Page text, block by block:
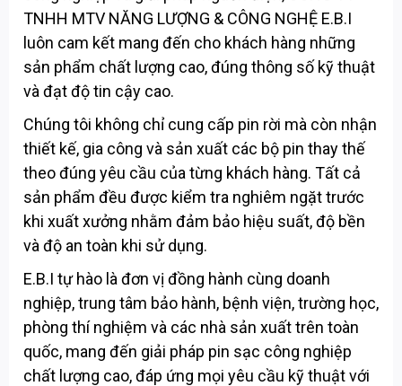
TNHH MTV NĂNG LƯỢNG & CÔNG NGHỆ E.B.I
luôn cam kết mang đến cho khách hàng những
sản phẩm chất lượng cao, đúng thông số kỹ thuật
và đạt độ tin cậy cao.
Chúng tôi không chỉ cung cấp pin rời mà còn nhận
thiết kế, gia công và sản xuất các bộ pin thay thế
theo đúng yêu cầu của từng khách hàng. Tất cả
sản phẩm đều được kiểm tra nghiêm ngặt trước
khi xuất xưởng nhằm đảm bảo hiệu suất, độ bền
và độ an toàn khi sử dụng.
E.B.I tự hào là đơn vị đồng hành cùng doanh
nghiệp, trung tâm bảo hành, bệnh viện, trường học,
phòng thí nghiệm và các nhà sản xuất trên toàn
quốc, mang đến giải pháp pin sạc công nghiệp
chất lượng cao, đáp ứng mọi yêu cầu kỹ thuật với